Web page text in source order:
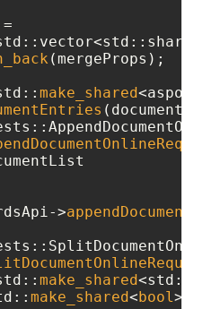
(mergeProps);
make_shared
>
make_shared
make_shared<bool>(